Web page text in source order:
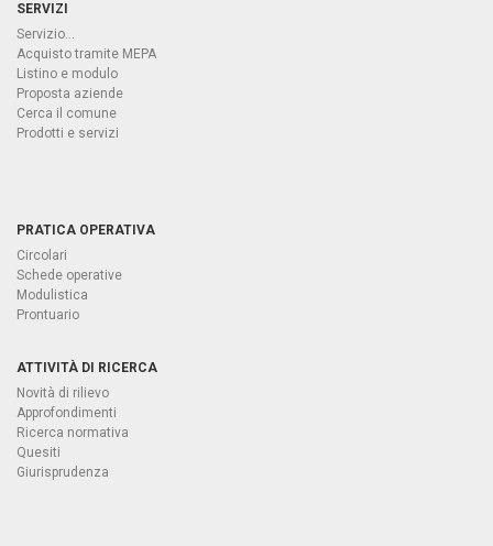
SERVIZI
Servizio...
Acquisto tramite MEPA
Listino e modulo
Proposta aziende
Cerca il comune
Prodotti e servizi
PRATICA OPERATIVA
Circolari
Schede operative
Modulistica
Prontuario
ATTIVITÀ DI RICERCA
Novità di rilievo
Approfondimenti
Ricerca normativa
Quesiti
Giurisprudenza